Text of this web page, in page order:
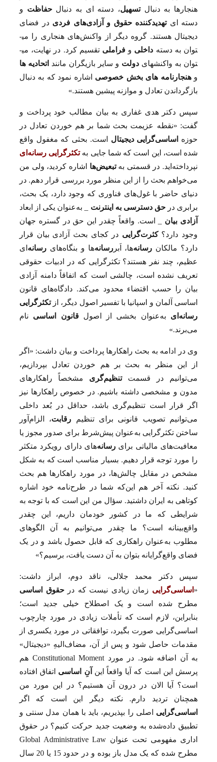
هنجارها به دنبالتسهیل، دسته ­ای به دنبالحفاظت و
دسته­ ایتهدیدکننده حقوق و آزادی‌های فردی در فضای
دیجیتال هستند. گروه دیگر از واکنش‌های هنجاری را می­
توان به دسته داخلی و فراملیتقسیم کرد. در نهایت، می­
توان به واکنش­های دولت و سایر بازیگران مانند اتحادیه­ ها
وهنجارنامه­ های بخش خصوصی اشاره نمود که به دنبال
بازگرداندن تعادل و موازنه پیشین هستند.»
سپس دکتر هدی غفاری به بیان مطالب خود پرداخت و
گفت: «نقطه عزیمت بحث شما بر هم خوردن تعادل در
حوزه
اساسی‌گرایی دیجیتال است. بحثی که مغفول واقع
شده است، این است که شما جایی بهتکثرگرایی رسانه‌ای
نپرداخته‌اید. در قسمتی بهتبعیض‌ها اشاره کردید، ولی من
می‌خواهم بحث را از این منظر مورد بررسی قرار دهم. در
دنیای حاضر با غول‌های فناوری که وجود دارد، یک بحث،
برابری درحق دسترسی به اینترنت
_ به‌عنوان یکی از ابعاد
آزادی بیان _ است. واقعاً چقدر این حق در گستره جهان
وجود دارد؟کثرت‌گرایی در کجای بحث آزادی بیان قرار
دارد؟ مالکان رسانه‌ها، اَبررسانه‌ها و بنگاه‌های رسانه ‌ای
عظیم، چند نفر هستند؟ تکثرگرایی که در ادبیات حقوقی
تعریف نشده است، چالشی است که اتفاقاً دامنه آزادی
بیان را حسب اقتضاء محدود می‌کند. دادگاه‌های قانون
اساسی آلمان و اسپانیا با تفسیر اصول دیگر، ازتکثرگرایی
رسانه‌ای به‌عنوان بخشی از اصولقانون اساسی نام
می‌برند.»
وی در ادامه به بحث راهکارها پرداخت و بیان داشت: «اگر
از این منظر به بحث بر هم خوردن تعادل بپردازیم،
می‌توانیم در قسمتتنظیم‌گری مشخصاً راهکارهای
مدون و مشخصی داشته باشیم. در خصوص راهکارها نیز
اگر قرار است تنظیم‌گری باشد، حداقل در بُعد داخلی
می‌توانیم تصویب قانونی برای تنظیم رقابت، الزام‌آور
ساختن تکثرگرایی به‌عنوان پیش‌شرط برای صدور مجوز یا
معافیت‌های مالیاتی برای رسانه‌های دارای رویکرد متکثر
را مورد توجه قرار دهیم. بسیار مناسب است که به شکل
مشخص در مقابل چالش‌ها، در مورد راهکارها هم بحث
کنید. نکته آخر هم این‌که شما در طرح‌نامه خود اشاره
کوتاهی به ایران داشتید. سؤال من این است که با توجه به
شرایطی که ما در کشور خودمان داریم، این چقدر
واقع‌بینانه است؟ ما چقدر می‌توانیم به آن الگوهای
مطلوب به‌عنوان راهکاری که قابل حصول باشد و در یک
فضای واقع‌گرایانه بتوان به آن دست یافت، برسیم؟»
سپس دکتر محمد جلالی، ناقد دوم، ابراز داشت:
« اساسی‌گرایی زمان زیادی نیست که درحقوق اساسی
مطرح شده است و یک اصطلاح خیلی ‌جدید است؛
بنابراین، لازم است که تأملات زیادی در مورد چارچوب
اساسی‌گرایی صورت بگیرد، توافقاتی در مورد یکسری از
مقدمات حاصل شود و پس از آن، مضاف‌الیهِ «دیجیتال»
به آن اضافه شود. در مورد Constitutional Moment هم
پرسش این است که آیا واقعاً این آنِ اساسی اتفاق افتاده
است؟ آیا الان در درون آن هستیم؟ در این مورد من
همچنان تردید دارم. نکته دیگر این است که اگر
اساسی‌گرایی اصلی را بپذیریم، باید با همان مدل سنتی و
تطبیق داده‌شده به وضعیت جدید حرکت کنیم؟ در حقوق
اداری مفهومی تحت عنوان Global Administrative Law
مطرح شده که یک مدل باز بوده و در حدود 15 یا 20 سال